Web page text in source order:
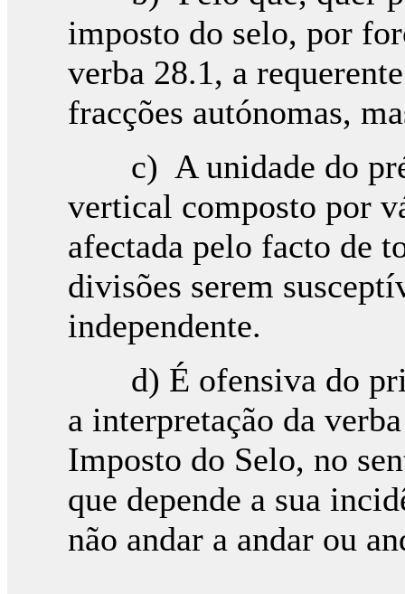
imposto do selo, por
verba 28.1, a
fracções autónomas,
c) A unidade do
vertical composto por
afectada pelo facto de
divisões serem
independente.
d) É ofensiva do
a interpretação da
Imposto do Selo, no
que depende a sua
não andar a andar ou